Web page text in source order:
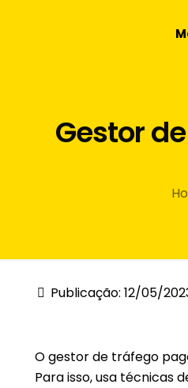
Gestor
Publicação: 12/05/
O gestor de tráfego
Para isso, usa técnicas